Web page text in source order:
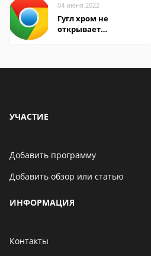
04 июня 2022
Гугл хром не
открывает
УЧАСТИЕ
Добавить программу
Добавить обзор или статью
ИНФОРМАЦИЯ
Контакты